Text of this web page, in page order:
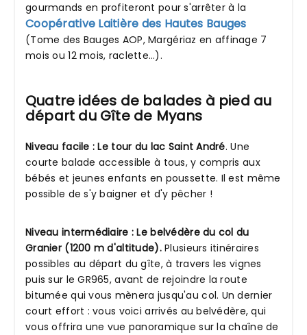
gourmands en profiteront pour s'arrêter à la
Coopérative Laitière des Hautes Bauges
(Tome des Bauges AOP, Margériaz en affinage 7
mois ou 12 mois, raclette…).
Quatre idées de balades à pied au
départ du Gîte de Myans
Niveau facile : Le tour du lac Saint André. Une
courte balade accessible à tous, y compris aux
bébés et jeunes enfants en poussette. Il est même
possible de s'y baigner et d'y pêcher !
Niveau intermédiaire : Le belvédère du col du
Granier (1200 m d'altitude).Plusieurs itinéraires
possibles au départ du gîte, à travers les vignes
puis sur le GR965, avant de rejoindre la route
bitumée qui vous mènera jusqu'au col. Un dernier
court effort : vous voici arrivés au belvédère, qui
vous offrira une vue panoramique sur la chaîne de